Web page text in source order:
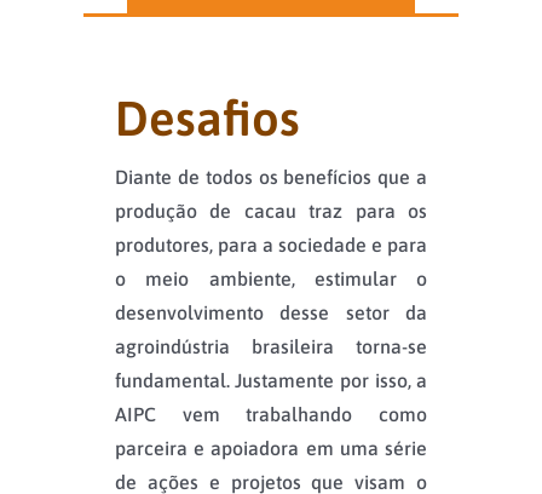
Desafios
Diante de todos os benefícios que a
produção de cacau traz para os
produtores, para a sociedade e para
o meio ambiente, estimular o
desenvolvimento desse setor da
agroindústria brasileira torna-se
fundamental. Justamente por isso, a
AIPC vem trabalhando como
parceira e apoiadora em uma série
de ações e projetos que visam o